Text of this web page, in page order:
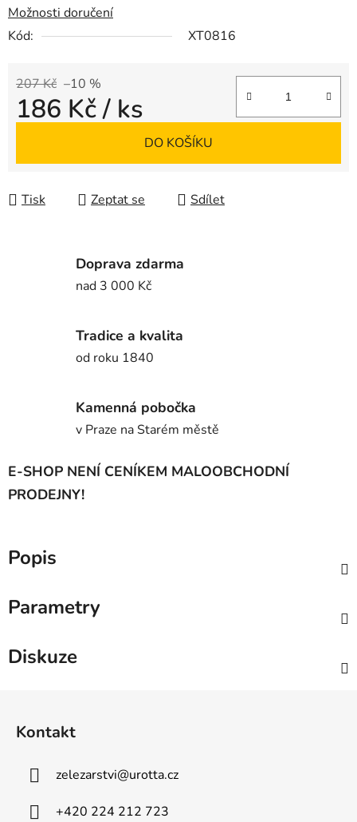
Možnosti doručení
Kód:
XT0816
207 Kč –10 %
186 Kč/ ks
DO KOŠÍKU
Tisk Zeptat se Sdílet
Doprava zdarma
nad 3 000 Kč
Tradice a kvalita
od roku 1840
Kamenná pobočka
v Praze na Starém městě
E-SHOP NENÍ CENÍKEM MALOOBCHODNÍ
PRODEJNY!
Popis
Parametry
Diskuze
Kontakt
zelezarstvi@urotta.cz
+420 224 212 723